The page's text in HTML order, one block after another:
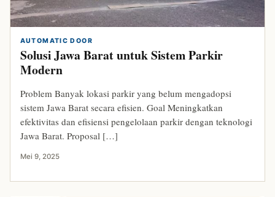
AUTOMATIC DOOR
Solusi Jawa Barat untuk Sistem Parkir
Modern
Problem Banyak lokasi parkir yang belum mengadopsi
sistem Jawa Barat secara efisien. Goal Meningkatkan
efektivitas dan efisiensi pengelolaan parkir dengan teknologi
Jawa Barat. Proposal […]
Mei 9, 2025